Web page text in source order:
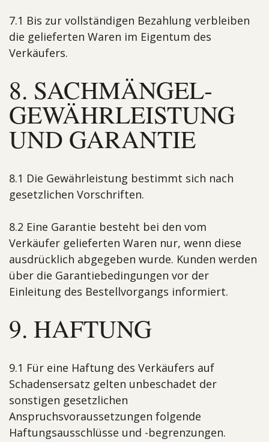
7.1 Bis zur vollständigen Bezahlung verbleiben
die gelieferten Waren im Eigentum des
Verkäufers.
8. SACHMÄNGEL­
GEWÄHR­LEISTUNG
UND GARANTIE
8.1 Die Gewährleistung bestimmt sich nach
gesetzlichen Vorschriften.
8.2 Eine Garantie besteht bei den vom
Verkäufer gelieferten Waren nur, wenn diese
ausdrücklich abgegeben wurde. Kunden werden
über die Garantiebedingungen vor der
Einleitung des Bestellvorgangs informiert.
9. HAFTUNG
9.1 Für eine Haftung des Verkäufers auf
Schadensersatz gelten unbeschadet der
sonstigen gesetzlichen
Anspruchsvoraussetzungen folgende
Haftungsausschlüsse und -begrenzungen.